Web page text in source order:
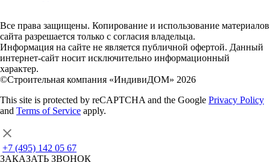
Все права защищены. Копирование и использование материалов
сайта разрешается только с согласия владельца.
Информация на сайте не является публичной офертой. Данный
интернет-сайт носит исключительно информационный
характер.
©Строительная компания «ИндивиДОМ» 2026
This site is protected by reCAPTCHA and the Google Privacy Policy
and Terms of Service apply.
+7 (495) 142 05 67
ЗАКАЗАТЬ ЗВОНОК